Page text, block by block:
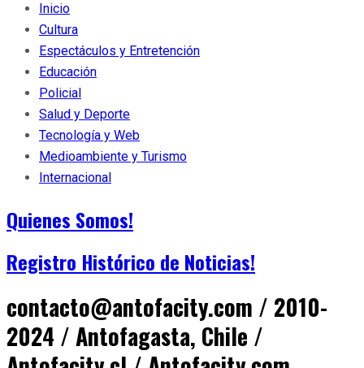
Inicio
Cultura
Espectáculos y Entretención
Educación
Policial
Salud y Deporte
Tecnología y Web
Medioambiente y Turismo
Internacional
Quienes Somos!
Registro Histórico de Noticias!
contacto@antofacity.com / 2010-
2024 / Antofagasta, Chile /